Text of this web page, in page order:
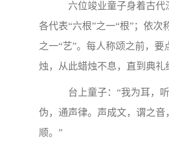
六位竣业童子身着古代
各代表“六根”之一“根”；依次
之一“艺”。每人称颂之前，要
烛，从此蜡烛不息，直到典
台上童子：“我为耳，
伪，通声律。声成文，谓之音
顺。”